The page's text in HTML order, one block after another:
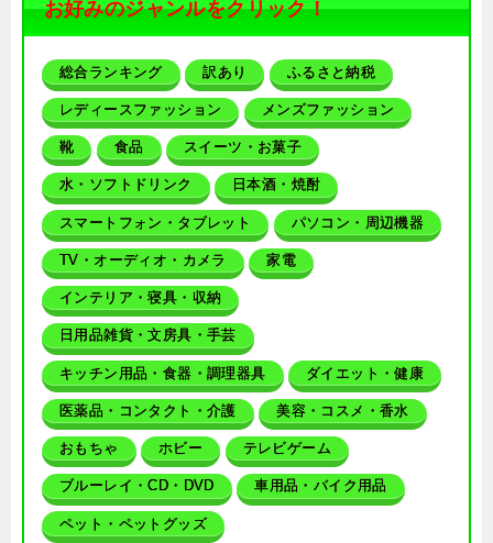
お好みのジャンルをクリック！
総合ランキング 訳あり ふるさと納税
レディースファッション メンズファッション
靴 食品 スイーツ・お菓子
水・ソフトドリンク 日本酒・焼酎
スマートフォン・タブレット パソコン・周辺機器
TV・オーディオ・カメラ 家電
インテリア・寝具・収納
日用品雑貨・文房具・手芸
キッチン用品・食器・調理器具 ダイエット・健康
医薬品・コンタクト・介護 美容・コスメ・香水
おもちゃ ホビー テレビゲーム
ブルーレイ・CD・DVD 車用品・バイク用品
ペット・ペットグッズ